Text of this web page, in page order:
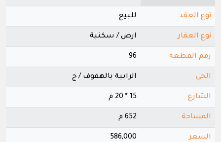
نوع العقد للبيع
نوع العقار ارض / سكنية
رقم القطعة 96
الحي الرابية بالهفوف / ج
الشارع 15 * 20 م
المساحة 652 م
السعر 586,000